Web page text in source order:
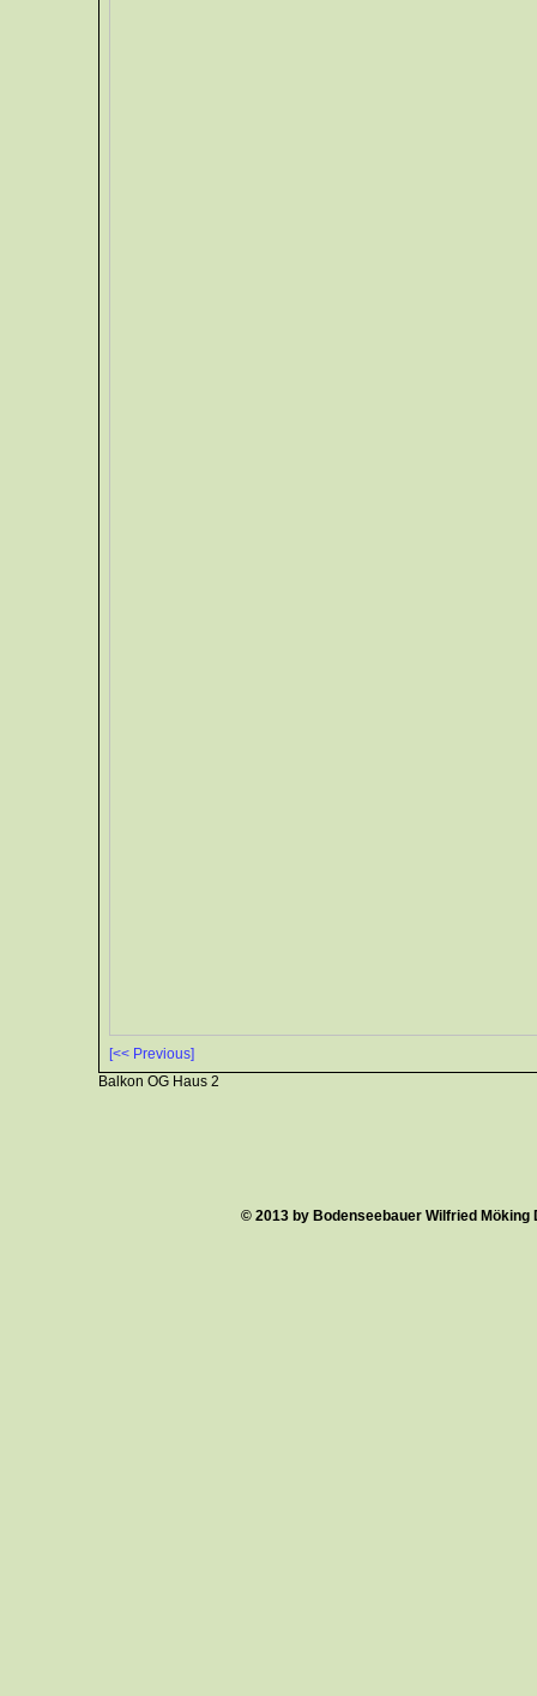
[<< Previous]
Balkon OG Haus 2
© 2013 by Bodenseebauer Wilfried Möking